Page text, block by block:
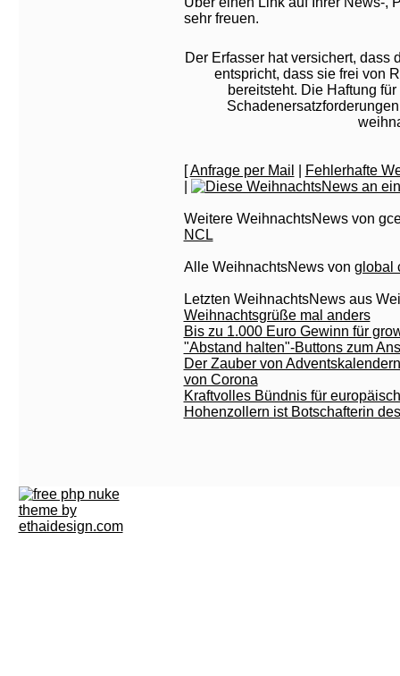
sehr freuen.
Der Erfasser hat versichert, dass
entspricht, dass sie frei von
bereitsteht. Die Haftung
[Anfrage per Mail
Fehlerhafte
Weitere WeihnachtsNews von
NCL
Alle WeihnachtsNews von global
Letzten WeihnachtsNews aus
Weihnachtsgrüße mal anders
Bis zu 1.000 Euro Gewinn für
"Abstand halten"-Buttons zum
Der Zauber von
von Corona
Kraftvolles Bündnis für
Hohenzollern ist Botschafterin